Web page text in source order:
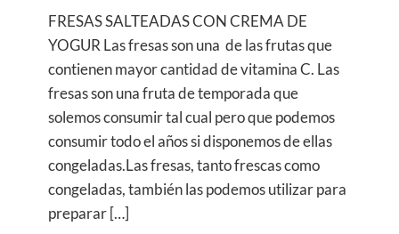
FRESAS SALTEADAS CON CREMA DE
YOGUR Las fresas son una de las frutas que
contienen mayor cantidad de vitamina C. Las
fresas son una fruta de temporada que
solemos consumir tal cual pero que podemos
consumir todo el años si disponemos de ellas
congeladas.Las fresas, tanto frescas como
congeladas, también las podemos utilizar para
preparar […]